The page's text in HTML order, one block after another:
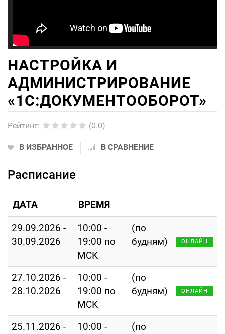
НАСТРОЙКА И
АДМИНИСТРИРОВАНИЕ
«1С:ДОКУМЕНТООБОРОТ»
Рейтинг: (0.0)
В ИЗБРАННОЕ В СРАВНЕНИЕ
Расписание
ДАТА ВРЕМЯ
29.09.2026 -
30.09.2026
10:00 -
19:00 по
МСК
(по
будням)
ОНЛАЙН
27.10.2026 -
28.10.2026
10:00 -
19:00 по
МСК
(по
будням)
ОНЛАЙН
25.11.2026 -
10:00 -
(по